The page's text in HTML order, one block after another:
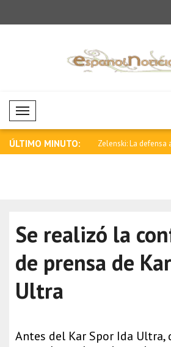
Mobil Menü
ÚLTIMO MINUTO:
aumentarse la presión Zelenski: La defensa
Se realizó la
de prensa de
Ultra
Antes del Kar Spor Ida Ultra,